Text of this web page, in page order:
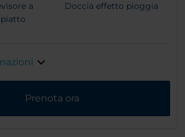
a
Doccia effetto pioggia
Prenota ora